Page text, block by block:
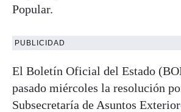
Popular.
PUBLICIDAD
El Boletín Oficial del Estado
pasado miércoles la resolución
Subsecretaría de Asuntos